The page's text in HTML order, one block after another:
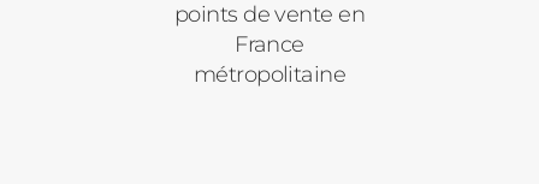
points de vente en
France
métropolitaine